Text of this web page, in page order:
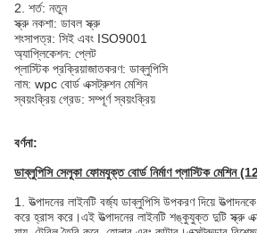
2. শর্ত: নতুন
স্ক্রু নকশা: ডাবল স্ক্রু
শংসাপত্র: সিই এবং ISO9001
অ্যাপ্লিকেশন: প্লেট
প্লাস্টিক প্রক্রিয়াজাতকরণ: ডাব্লুপিসি
নাম: wpc বোর্ড এক্সট্রুশন মেশিন
স্বয়ংক্রিয় গ্রেড: সম্পূর্ণ স্বয়ংক্রিয়
বর্ণনা:
ডাব্লুপিসি সেলুকা ফোমযুক্ত বোর্ড নির্মাণ প্লাস্টিক মেশিন
1. উত্পাদনের লাইনটি বর্জ্য ডাব্লুপিসি উপকরণ দিয়ে
করে হ্রাস করে।এই উত্পাদনের লাইনটি শঙ্কুযুক্ত দুটি স্ক্রু